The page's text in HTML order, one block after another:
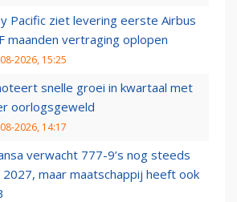
Pacific ziet levering eerste Airbus
maanden vertraging oplopen
2026, 15:25
snelle groei in kwartaal met
oorlogsgeweld
2026, 14:17
verwacht 777-9’s nog steeds
2027, maar maatschappij heeft ook